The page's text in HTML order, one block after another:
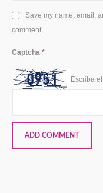
Save my name, email,
comment.
Captcha *
Escriba